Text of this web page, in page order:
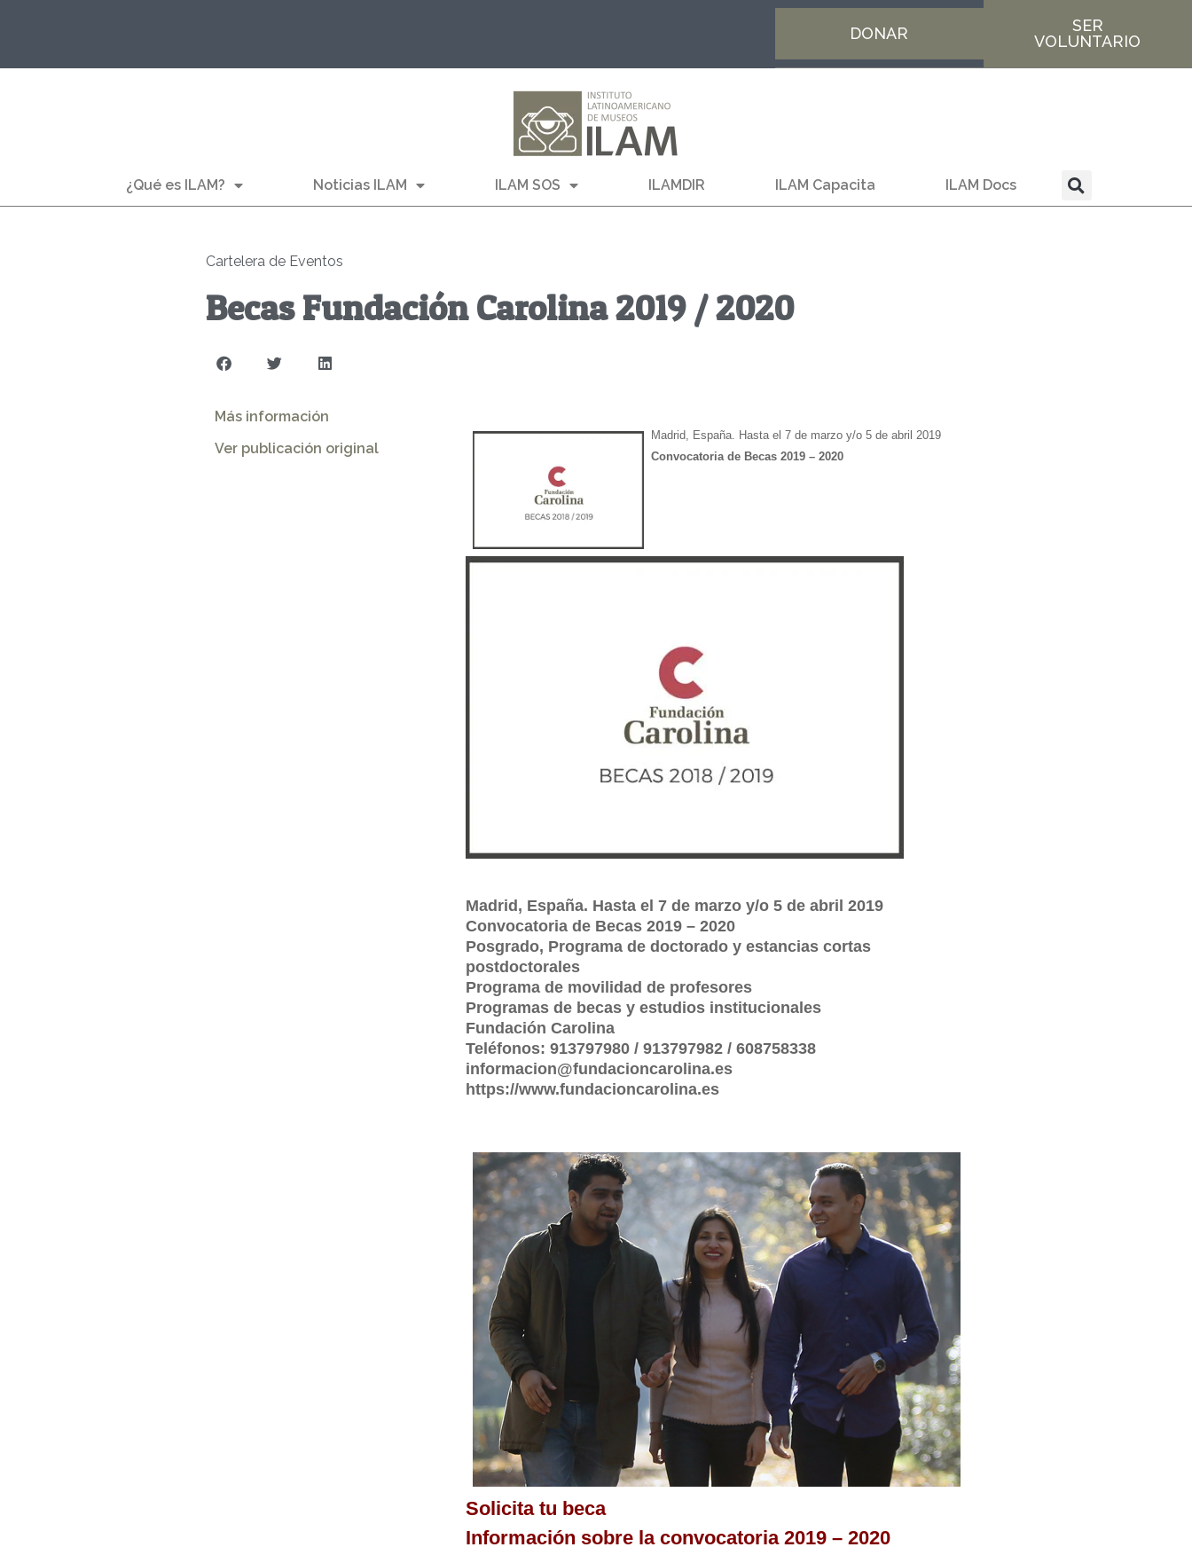
DONAR
SER
VOLUNTARIO
¿Qué es ILAM? Noticias ILAM ILAM SOS ILAMDIR ILAM Capacita ILAM Docs
Cartelera de Eventos
Becas Fundación Carolina 2019 / 2020
Más información
Ver publicación original
Madrid, España. Hasta el 7 de marzo y/o 5 de abril 2019
Convocatoria de Becas 2019 – 2020
Madrid, España. Hasta el 7 de marzo y/o 5 de abril 2019
Convocatoria de Becas 2019 – 2020
Posgrado, Programa de doctorado y estancias cortas
postdoctorales
Programa de movilidad de profesores
Programas de becas y estudios institucionales
Fundación Carolina
Teléfonos: 913797980 / 913797982 / 608758338
informacion@fundacioncarolina.es
https://www.fundacioncarolina.es
Solicita tu beca
Información sobre la convocatoria 2019 – 2020